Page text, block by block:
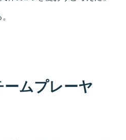
ームプレーヤ